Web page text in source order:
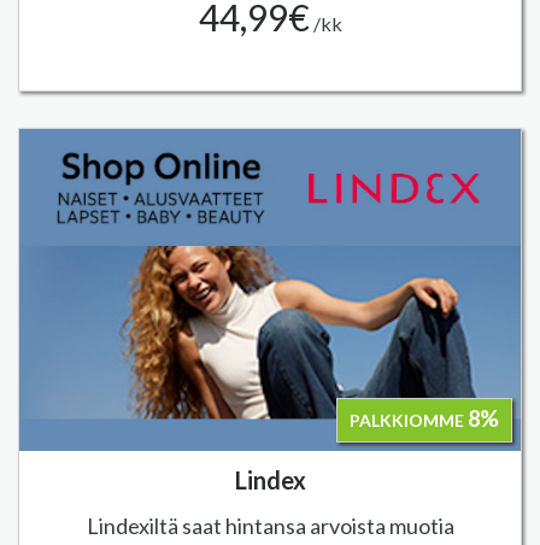
44,99€ /kk
PALKKIOMME 8%
Lindex
Lindexiltä saat hintansa arvoista muotia